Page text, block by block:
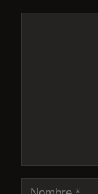
Nombre